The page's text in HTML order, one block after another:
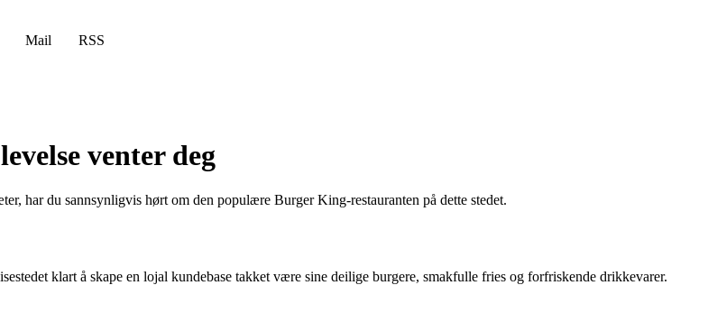
Mail RSS
venter deg
har du sannsynligvis hørt om den populære Burger King-restauranten på dette stedet.
klart å skape en lojal kundebase takket være sine deilige burgere, smakfulle fries og forfriskende drikkevarer.